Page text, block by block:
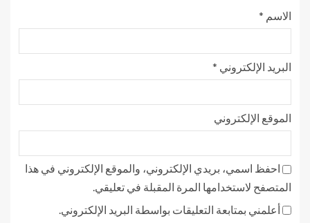
الاسم *
البريد الإلكتروني *
الموقع الإلكتروني
احفظ اسمي، بريدي الإلكتروني، والموقع الإلكتروني في هذا
المتصفح لاستخدامها المرة المقبلة في تعليقي.
أعلمني بمتابعة التعليقات بواسطة البريد الإلكتروني.